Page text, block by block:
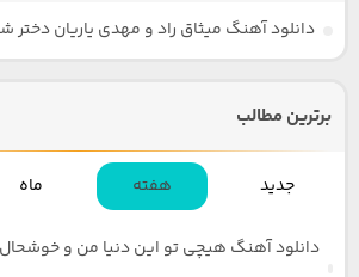
دانلود آهنگ میثاق راد و مهدی یاریان دختر
برترین مطالب
جدید هفته ماه
دانلود آهنگ هیچی تو این دنیا من و